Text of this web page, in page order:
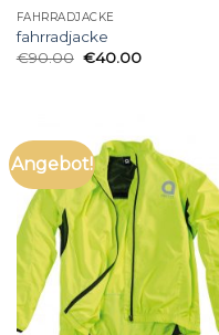
FAHRRADJACKE
fahrradjacke
€90.00 €40.00
Angebot!